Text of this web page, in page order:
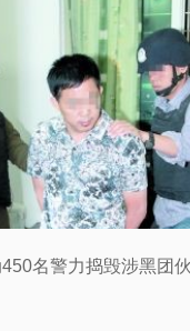
名警力捣毁涉黑团